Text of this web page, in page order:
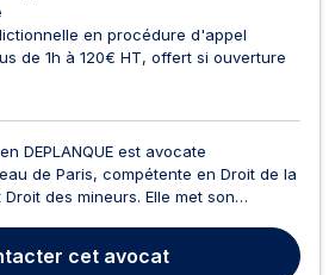
en procédure d'appel
de 1h à 120€ HT, offert si ouverture
DEPLANQUE est avocate
de Paris, compétente en Droit de la
des mineurs. Elle met son
leurs démarches juridiques. En
DEPLANQUE traite divers dossie...
cet avocat